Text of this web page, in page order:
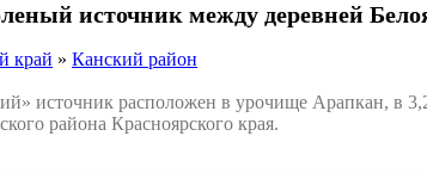
источник между деревней
край » Канский район
источник расположен в урочище Арапкан, в
района Красноярского края.